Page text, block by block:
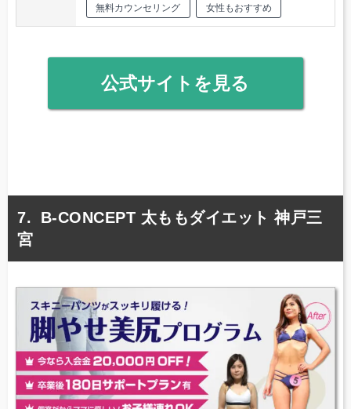
無料カウンセリング 女性もおすすめ
公式サイトを見る
B-CONCEPT 太ももダイエット 神戸三
宮